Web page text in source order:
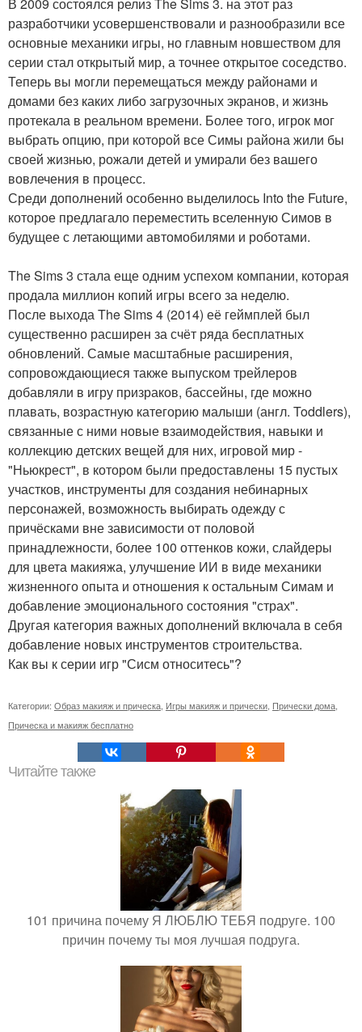
разработчики усовершенствовали и разнообразили все
основные механики игры, но главным новшеством для
серии стал открытый мир, а точнее открытое соседство.
Теперь вы могли перемещаться между районами и
домами без каких либо загрузочных экранов, и жизнь
протекала в реальном времени. Более того, игрок мог
выбрать опцию, при которой все Симы района жили бы
своей жизнью, рожали детей и умирали без вашего
вовлечения в процесс.
Среди дополнений особенно выделилось Into the Future,
которое предлагало переместить вселенную Симов в
будущее с летающими автомобилями и роботами.
The Sims 3 стала еще одним успехом компании, которая
продала миллион копий игры всего за неделю.
После выхода The Sims 4 (2014) её геймплей был
существенно расширен за счёт ряда бесплатных
обновлений. Самые масштабные расширения,
сопровождающиеся также выпуском трейлеров
добавляли в игру призраков, бассейны, где можно
плавать, возрастную категорию малыши (англ. Toddlers),
связанные с ними новые взаимодействия, навыки и
коллекцию детских вещей для них, игровой мир -
"Ньюкрест", в котором были предоставлены 15 пустых
участков, инструменты для создания небинарных
персонажей, возможность выбирать одежду с
причёсками вне зависимости от половой
принадлежности, более 100 оттенков кожи, слайдеры
для цвета макияжа, улучшение ИИ в виде механики
жизненного опыта и отношения к остальным Симам и
добавление эмоционального состояния "страх".
Другая категория важных дополнений включала в себя
добавление новых инструментов строительства.
Как вы к серии игр "Сисм относитесь"?
Категории: Образ макияж и прическа Игры макияж и прически Прически дома
Прическа и макияж бесплатно
Читайте также
101 причина почему Я ЛЮБЛЮ ТЕБЯ подруге. 100
причин почему ты моя лучшая подруга.